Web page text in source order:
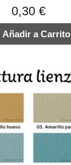
0,30 €
Añadir a Carrito